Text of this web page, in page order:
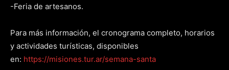
-Feria de artesanos.
Para más información, el cronograma completo, horarios
y actividades turísticas, disponibles
en: https://misiones.tur.ar/semana-santa